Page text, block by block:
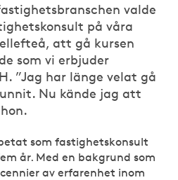
valde
på våra
att gå kursen
som vi erbjuder
”Jag har länge velat gå
Nu kände jag att
som fastighetskonsult
år. Med en bakgrund som
av erfarenhet inom